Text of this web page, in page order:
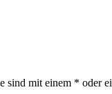
sind mit einem *